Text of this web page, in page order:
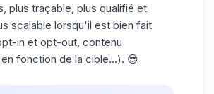
plus traçable, plus qualifié et
scalable lorsqu'il est bien fait
in et opt-out, contenu
fonction de la cible…). 😎